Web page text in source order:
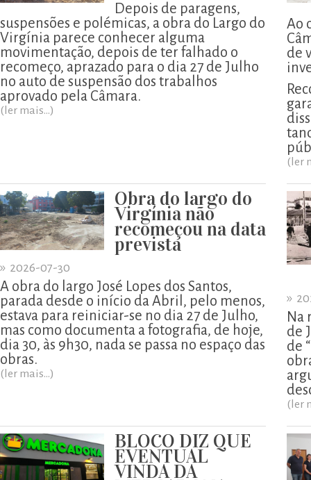
Depois de paragens,
suspensões e polémicas, a obra do Largo do
Virgínia parece conhecer alguma
movimentação, depois de ter falhado o
recomeço, aprazado para o dia 27 de Julho
no auto de suspensão dos trabalhos
aprovado pela Câmara.
(ler mais...)
Ao
de
(ler
Obra do largo do
Virgínia não
recomeçou na data
prevista
» 2026-07-30
A obra do largo José Lopes dos Santos,
parada desde o início da Abril, pelo menos,
estava para reiniciar-se no dia 27 de Julho,
mas como documenta a fotografia, de hoje,
dia 30, às 9h30, nada se passa no espaço das
obras.
(ler mais...)
»
Na
de
de
(ler
BLOCO DIZ QUE
EVENTUAL
VINDA DA